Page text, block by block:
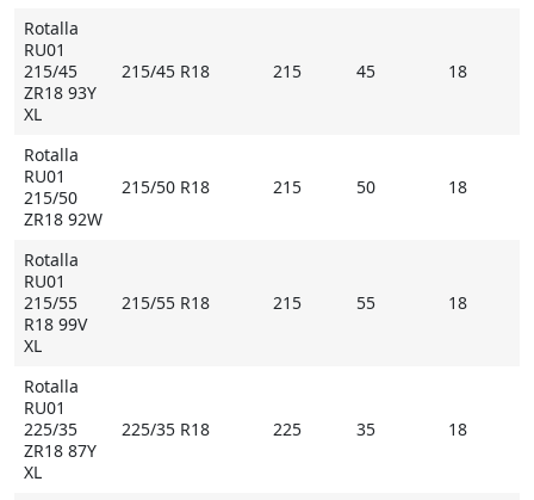
Rotalla
RU01
215/45
ZR18 93Y
XL
215/45 R18 215 45 18
Rotalla
RU01
215/50
ZR18 92W
215/50 R18 215 50 18
Rotalla
RU01
215/55
R18 99V
XL
215/55 R18 215 55 18
Rotalla
RU01
225/35
ZR18 87Y
XL
225/35 R18 225 35 18